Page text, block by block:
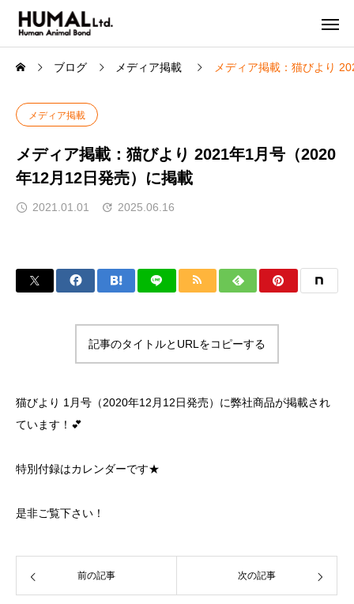
ブログ メディア掲載 メディア掲載：猫びより
メディア掲載
メディア掲載：猫びより 2021年1月号（2020
年12月12日発売）に掲載
2021.01.01 2025.06.16
記事のタイトルとURLをコピーする
猫びより 1月号（2020年12月12日発売）に弊社商品が掲載され
ています！💕
特別付録はカレンダーです★
是非ご覧下さい！
前の記事 次の記事